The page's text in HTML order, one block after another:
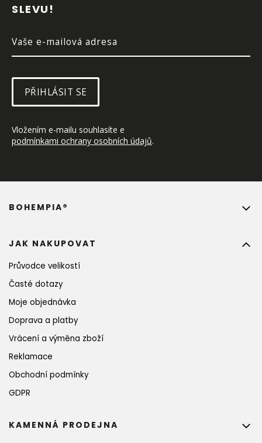
SLEVU!
PŘIHLÁSIT SE
Vložením e-mailu souhlasíte e
podmínkami ochrany osobních údajů.
JAK NAKUPOVAT
Průvodce velikostí
Časté dotazy
Moje objednávka
Doprava a platby
Vrácení a výměna zboží
Reklamace
Obchodní podmínky
GDPR
BOHEMPIA®
KAMENNÁ PRODEJNA